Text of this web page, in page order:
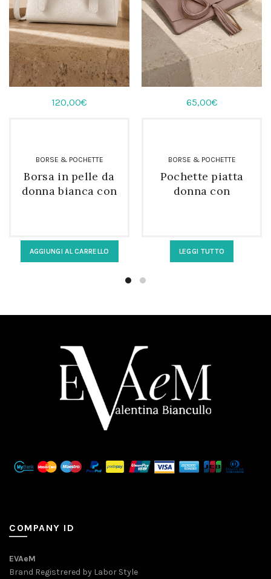
120,00€
BORSE & POCHETTE
Borsa in pelle da
donna bianca con
AGGIUNGI AL CARRELLO
65,00€
BORSE & POCHETTE
Pochette piatta
donna con
LEGGI TUTTO
COMPANY ID
EVAeM
Brand Registrered by Labor Style